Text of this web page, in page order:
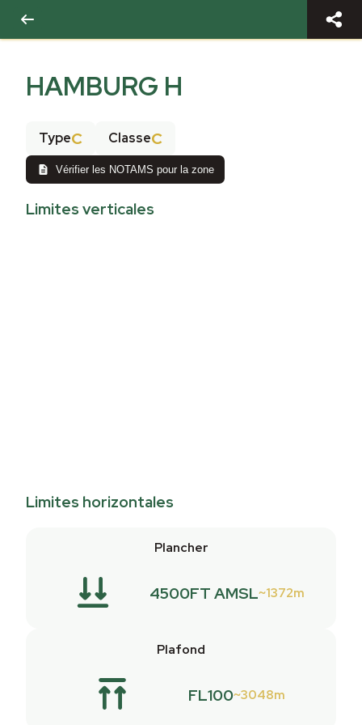
HAMBURG H
TypeC ClasseC
Vérifier les NOTAMS pour la zone
Limites verticales
Limites horizontales
Plancher
4500FT AMSL 1372m
Plafond
FL100 3048m